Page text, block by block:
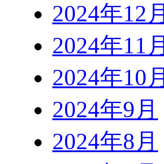
2024年12月
2024年11月
2024年10月
2024年9月
2024年8月